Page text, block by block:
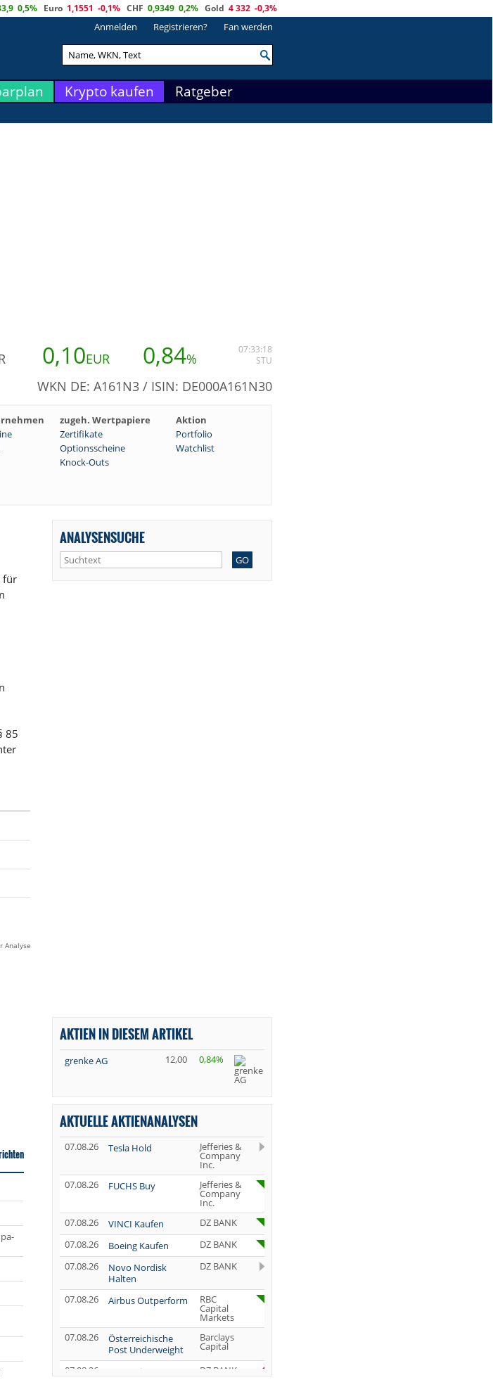
0,5% Euro 1,1551 -0,1% CHF 0,9349 0,2% Gold 4 332 -0,3%
Anmelden Registrieren? Fan werden
Krypto kaufen Ratgeber
0,10EUR 0,84%
07:33:18
STU
WKN DE: A161N3 / ISIN: DE000A161N30
zugeh. Wertpapiere
Aktion
Zertifikate
Portfolio
Optionsscheine
Watchlist
Knock-Outs
für
85
Analyse
ANALYSENSUCHE
GO
AKTIEN IN DIESEM ARTIKEL
grenke AG 12,00 0,84%
AKTUELLE AKTIENANALYSEN
07.08.26 Tesla Hold Jefferies &
Company
Inc.
07.08.26
FUCHS Buy Jefferies &
Company
Inc.
07.08.26
VINCI Kaufen
DZ BANK
07.08.26
Boeing Kaufen
DZ BANK
07.08.26
Novo Nordisk
Halten
DZ BANK
07.08.26 Airbus Outperform RBC
Capital
Markets
07.08.26
Österreichische
Post Underweight
Barclays
Capital
07.08.26
SUSS MicroTec
DZ BANK